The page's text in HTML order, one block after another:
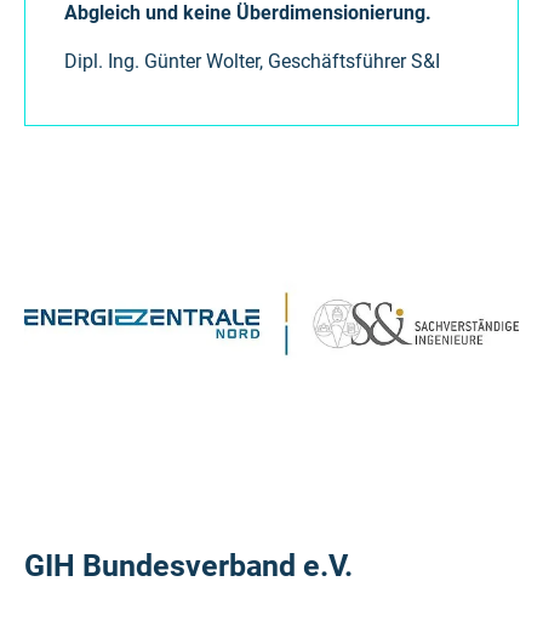
Abgleich und keine Überdimensionierung.
Dipl. Ing. Günter Wolter, Geschäftsführer S&I
GIH Bundesverband e.V.